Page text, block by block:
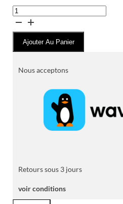
quantité
de
Ballon
Officiel
Ajouter Au Panier
Nous acceptons
Retours sous 3 jours
voir conditions